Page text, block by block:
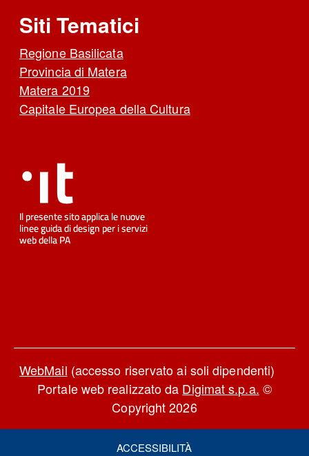
Siti Tematici
Regione Basilicata
Provincia di Matera
Matera 2019
Capitale Europea della Cultura
WebMail (accesso riservato ai soli dipendenti)
Portale web realizzato da Digimat s.p.a. ©
Copyright 2026
ACCESSIBILITÀ